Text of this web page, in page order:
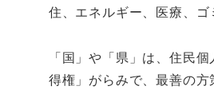
住、エネルギー、医療、ゴ
「国」や「県」は、住民
得権」がらみで、最善の方